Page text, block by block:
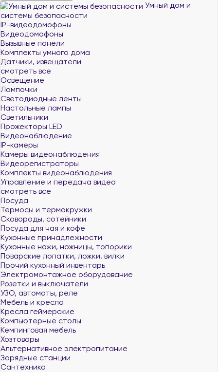
Умный дом и
системы безопасности
IP-видеодомофоны
Видеодомофоны
Вызывные панели
Комплекты умного дома
Датчики, извещатели
смотреть все
Освещение
Лампочки
Светодиодные ленты
Настольные лампы
Светильники
Прожекторы LED
Видеонаблюдение
IP-камеры
Камеры видеонаблюдения
Видеорегистраторы
Комплекты видеонаблюдения
Управление и передача видео
смотреть все
Посуда
Термосы и термокружки
Сковороды, сотейники
Посуда для чая и кофе
Кухонные принадлежности
Кухонные ножи, ножницы, топорики
Поварские лопатки, ложки, вилки
Прочий кухонный инвентарь
Электромонтажное оборудование
Розетки и выключатели
УЗО, автоматы, реле
Мебель и кресла
Кресла геймерские
Компьютерные столы
Кемпинговая мебель
Хозтовары
Альтернативное электропитание
Зарядные станции
Сантехника